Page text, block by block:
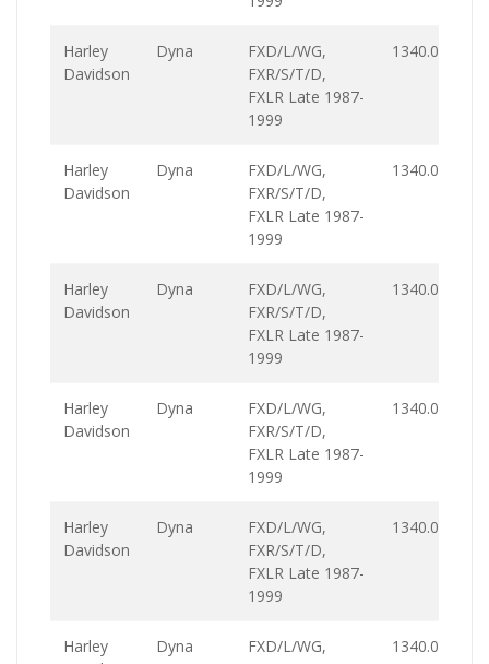
Harley
Davidson
Dyna
FXD/L/WG,
FXR/S/T/D,
FXLR Late 1987-
1999
1340.0
Harley
Davidson
Dyna
FXD/L/WG,
FXR/S/T/D,
FXLR Late 1987-
1999
1340.0
Harley
Davidson
Dyna
FXD/L/WG,
FXR/S/T/D,
FXLR Late 1987-
1999
1340.0
Harley
Davidson
Dyna
FXD/L/WG,
FXR/S/T/D,
FXLR Late 1987-
1999
1340.0
Harley
Davidson
Dyna
FXD/L/WG,
FXR/S/T/D,
FXLR Late 1987-
1999
1340.0
Harley
Dyna
FXD/L/WG,
1340.0